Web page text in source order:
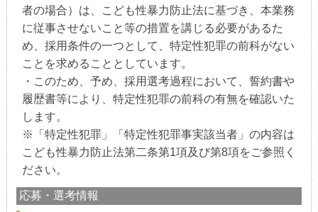
者の場合）は、こども性暴力防止法に基づき、本業務
に従事させないこと等の措置を講じる必要があるた
め、採用条件の一つとして、特定性犯罪の前科がない
ことを求めることとしています。
・このため、予め、採用選考過程において、誓約書や
履歴書等により、特定性犯罪の前科の有無を確認いた
します。
※「特定性犯罪」「特定性犯罪事実該当者」の内容は
こども性暴力防止法第二条第1項及び第8項をご参照く
ださい。
応募・選考情報